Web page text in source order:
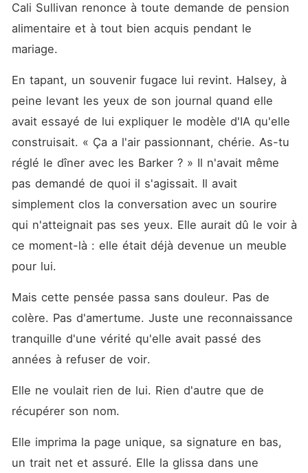
Cali Sullivan renonce à toute demande de pension
alimentaire et à tout bien acquis pendant le
mariage.
En tapant, un souvenir fugace lui revint. Halsey, à
peine levant les yeux de son journal quand elle
avait essayé de lui expliquer le modèle d'IA qu'elle
construisait. « Ça a l'air passionnant, chérie. As-tu
réglé le dîner avec les Barker ? » Il n'avait même
pas demandé de quoi il s'agissait. Il avait
simplement clos la conversation avec un sourire
qui n'atteignait pas ses yeux. Elle aurait dû le voir à
ce moment-là : elle était déjà devenue un meuble
pour lui.
Mais cette pensée passa sans douleur. Pas de
colère. Pas d'amertume. Juste une reconnaissance
tranquille d'une vérité qu'elle avait passé des
années à refuser de voir.
Elle ne voulait rien de lui. Rien d'autre que de
récupérer son nom.
Elle imprima la page unique, sa signature en bas,
un trait net et assuré. Elle la glissa dans une